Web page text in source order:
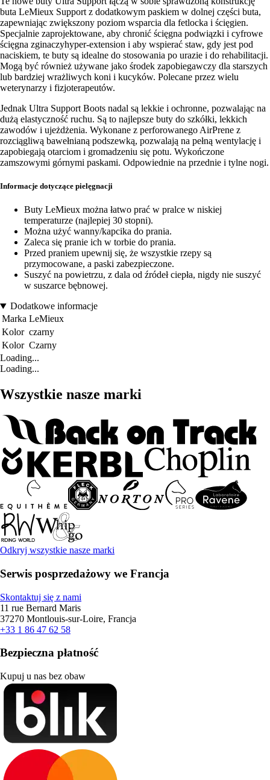
buta LeMieux Support z dodatkowym paskiem w dolnej części buta,
zapewniając zwiększony poziom wsparcia dla fetlocka i ścięgien.
Specjalnie zaprojektowane, aby chronić ścięgna podwiązki i cyfrowe
ścięgna zginaczyhyper-extension i aby wspierać staw, gdy jest pod
naciskiem, te buty są idealne do stosowania po urazie i do rehabilitacji.
Mogą być również używane jako środek zapobiegawczy dla starszych
lub bardziej wrażliwych koni i kucyków. Polecane przez wielu
weterynarzy i fizjoterapeutów.
Jednak Ultra Support Boots nadal są lekkie i ochronne, pozwalając na
dużą elastyczność ruchu. Są to najlepsze buty do szkółki, lekkich
zawodów i ujeżdżenia. Wykonane z perforowanego AirPrene z
rozciągliwą bawełnianą podszewką, pozwalają na pełną wentylację i
zapobiegają otarciom i gromadzeniu się potu. Wykończone
zamszowymi górnymi paskami. Odpowiednie na przednie i tylne nogi.
Informacje dotyczące pielęgnacji
Buty LeMieux można łatwo prać w pralce w niskiej
temperaturze (najlepiej 30 stopni).
Można użyć wanny/kapcika do prania.
Zaleca się pranie ich w torbie do prania.
Przed praniem upewnij się, że wszystkie rzepy są
przymocowane, a paski zabezpieczone.
Suszyć na powietrzu, z dala od źródeł ciepła, nigdy nie suszyć
w suszarce bębnowej.
Dodatkowe informacje
Marka LeMieux
Kolor czarny
Kolor Czarny
Loading...
Loading...
Wszystkie nasze marki
Odkryj wszystkie nasze marki
Serwis posprzedażowy we Francja
Skontaktuj się z nami
11 rue Bernard Maris
37270 Montlouis-sur-Loire, Francja
+33 1 86 47 62 58
Bezpieczna płatność
Kupuj u nas bez obaw